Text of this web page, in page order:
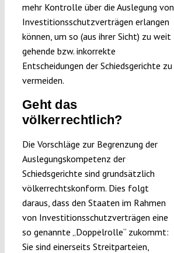
mehr Kontrolle über die Auslegung von
Investitionsschutzverträgen erlangen
können, um so (aus ihrer Sicht) zu weit
gehende bzw. inkorrekte
Entscheidungen der Schiedsgerichte zu
vermeiden.
Geht das
völkerrechtlich?
Die Vorschläge zur Begrenzung der
Auslegungskompetenz der
Schiedsgerichte sind grundsätzlich
völkerrechtskonform. Dies folgt
daraus, dass den Staaten im Rahmen
von Investitionsschutzverträgen eine
so genannte „Doppelrolle“ zukommt:
Sie sind einerseits Streitparteien,